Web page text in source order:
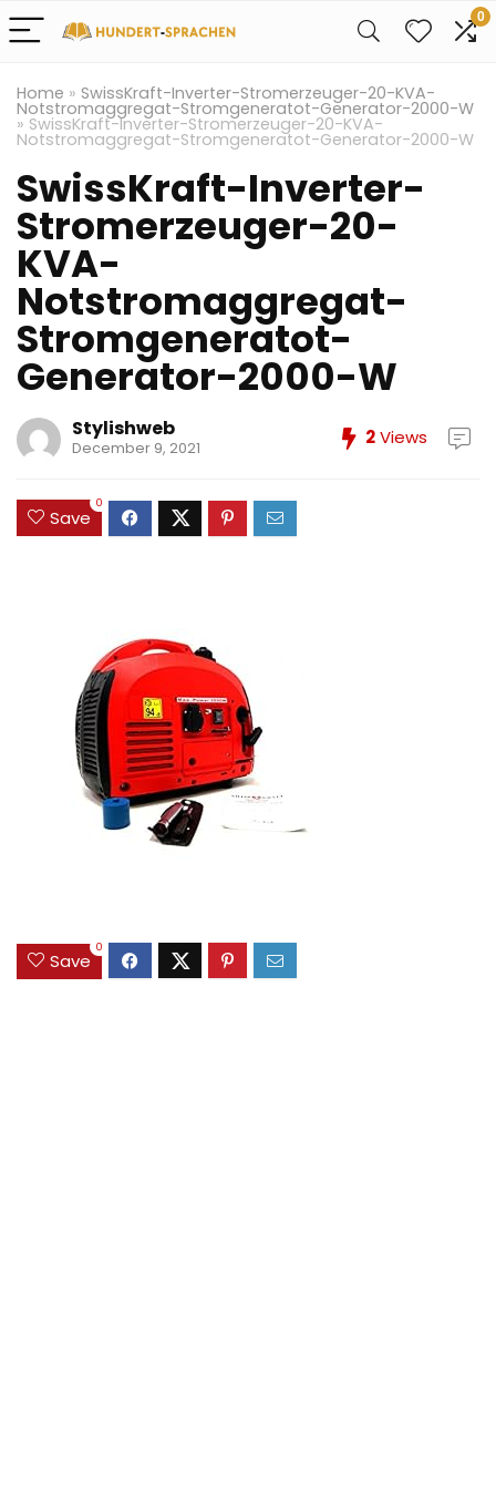
0
Home » SwissKraft-Inverter-Stromerzeuger-20-KVA-
Notstromaggregat-Stromgeneratot-Generator-2000-W
» SwissKraft-Inverter-Stromerzeuger-20-KVA-
Notstromaggregat-Stromgeneratot-Generator-2000-W
SwissKraft-Inverter-
Stromerzeuger-20-
KVA-
Notstromaggregat-
Stromgeneratot-
Generator-2000-W
Stylishweb
December 9, 2021 2Views
Save
0
Save
0